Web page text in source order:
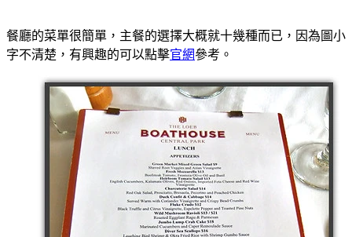
餐廳的菜單很簡單，主餐的選擇大概就十幾種而已，因為圖小
字不清楚，有興趣的可以點擊官網參考。